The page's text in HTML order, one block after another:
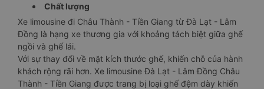
Chất lượng
Xe limousine đi Châu Thành - Tiền Giang từ Đà Lạt - Lâm
Đồng là hạng xe thương gia với khoảng tách biệt giữa ghế
ngồi và ghế lái.
Với sự thay đổi về mặt kích thước ghế, khiến chỗ của hành
khách rộng rãi hơn. Xe limousine Đà Lạt - Lâm Đồng Châu
Thành - Tiền Giang được trang bị loại ghế đệm dày khiến